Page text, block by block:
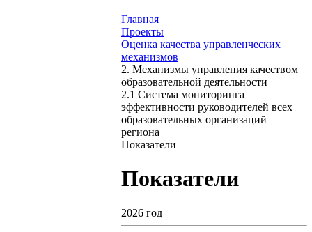
Главная
Проекты
Оценка качества управленческих
механизмов
2. Механизмы управления качеством
образовательной деятельности
2.1 Система мониторинга
эффективности руководителей всех
образовательных организаций
региона
Показатели
Показатели
2026 год